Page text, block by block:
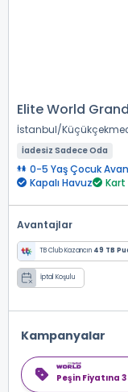
Elite World
İstanbul
İadesiz Sadece Oda
0-5 Yaş Çocuk
Kapalı Havuz
Avantajlar
TB Club Kazancın 49 TB
İptal Koşulu
Kampanyalar
Peşin Fiyatına